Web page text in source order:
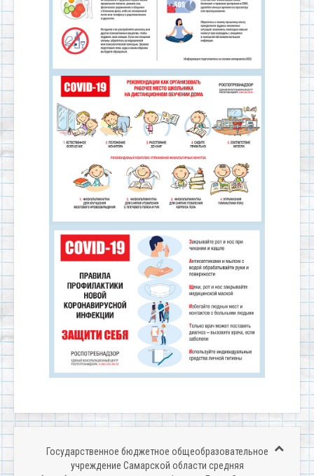
Государственное бюджетное общеобразовательное
учреждение Самарской области средняя